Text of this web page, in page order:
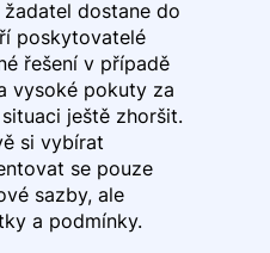
dostane do
poskytovatelé
řešení v případě
vysoké pokuty za
ještě zhoršit.
si vybírat
se pouze
sazby, ale
a podmínky.